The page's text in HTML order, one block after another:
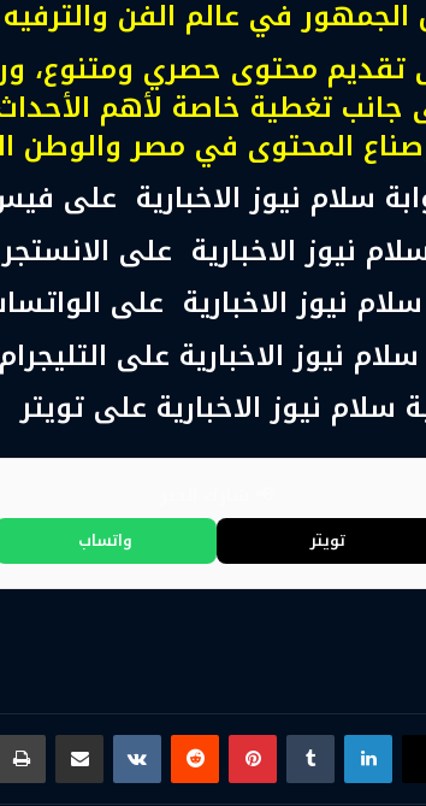
في عالم الفن والترفيه
محتوى حصري ومتنوع،
جانب تغطية خاصة لأهم
المحتوى في مصر والوطن
سلام نيوز الاخبارية على
نيوز الاخبارية على
سلام نيوز الاخبارية على
نيوز الاخبارية على التليجرام
سلام نيوز الاخبارية على تويتر
تويتر واتساب
لينكدإن بينتيريست مشاركة عبر البريد